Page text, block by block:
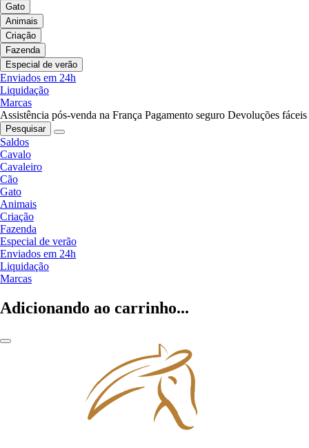
Gato
Animais
Criação
Fazenda
Especial de verão
Enviados em 24h
Liquidação
Marcas
Assistência pós-venda na França Pagamento seguro Devoluções fáceis
Pesquisar
Saldos
Cavalo
Cavaleiro
Cão
Gato
Animais
Criação
Fazenda
Especial de verão
Enviados em 24h
Liquidação
Marcas
Adicionando ao carrinho...